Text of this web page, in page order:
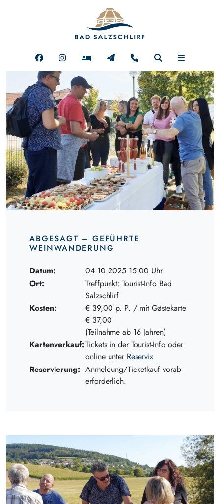
ABGESAGT – GEFÜHRTE
WEINWANDERUNG
Datum:
04.10.2025 15:00 Uhr
Ort:
Treffpunkt: Tourist-Info Bad
Salzschlirf
Kosten:
€ 39,00 p. P. / mit Gästekarte
€ 37,00
(Teilnahme ab 16 Jahren)
Kartenverkauf:Tickets in der Tourist-Info oder
online unter Reservix
Reservierung: Anmeldung/Ticketkauf vorab
erforderlich.